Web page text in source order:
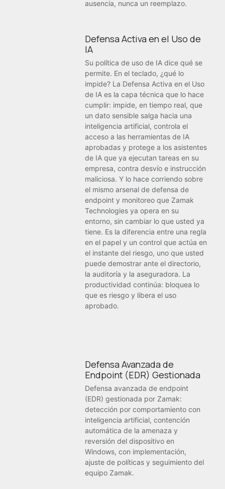
ausencia, nunca un reemplazo.
Defensa Activa en el Uso de
IA
Su política de uso de IA dice qué se
permite. En el teclado, ¿qué lo
impide? La Defensa Activa en el Uso
de IA es la capa técnica que lo hace
cumplir: impide, en tiempo real, que
un dato sensible salga hacia una
inteligencia artificial, controla el
acceso a las herramientas de IA
aprobadas y protege a los asistentes
de IA que ya ejecutan tareas en su
empresa, contra desvío e instrucción
maliciosa. Y lo hace corriendo sobre
el mismo arsenal de defensa de
endpoint y monitoreo que Zamak
Technologies ya opera en su
entorno, sin cambiar lo que usted ya
tiene. Es la diferencia entre una regla
en el papel y un control que actúa en
el instante del riesgo, uno que usted
puede demostrar ante el directorio,
la auditoría y la aseguradora. La
productividad continúa: bloquea lo
que es riesgo y libera el uso
aprobado.
Defensa Avanzada de
Endpoint (EDR) Gestionada
Defensa avanzada de endpoint
(EDR) gestionada por Zamak:
detección por comportamiento con
inteligencia artificial, contención
automática de la amenaza y
reversión del dispositivo en
Windows, con implementación,
ajuste de políticas y seguimiento del
equipo Zamak.